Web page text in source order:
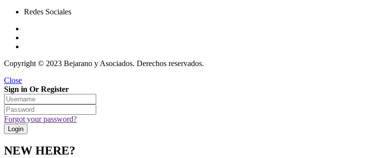
Redes Sociales
Copyright © 2023 Bejarano y Asociados. Derechos reservados.
Close
Sign in Or Register
Forgot your password?
NEW HERE?